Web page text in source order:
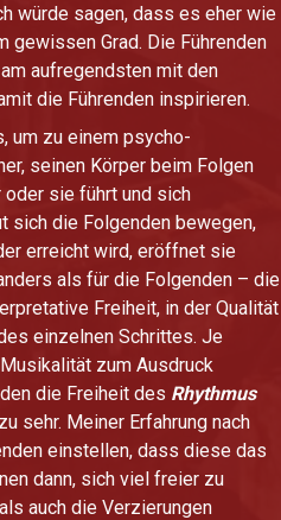
würde sagen, dass es eher wie
gewissen Grad. Die Führenden
aufregendsten mit den
die Führenden inspirieren.
um zu einem psycho-
seinen Körper beim Folgen
oder sie führt und sich
sich die Folgenden bewegen,
erreicht wird, eröffnet sie
als für die Folgenden – die
Freiheit, in der Qualität
einzelnen Schrittes. Je
zum Ausdruck
die Freiheit des Rhythmus
sehr. Meiner Erfahrung nach
einstellen, dass diese das
dann, sich viel freier zu
auch die Verzierungen